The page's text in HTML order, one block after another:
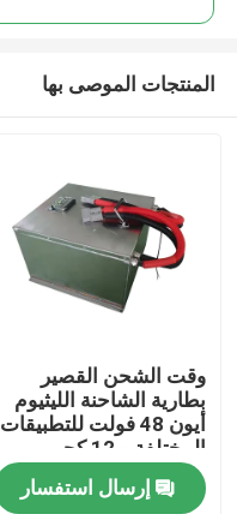
بيت
المنتجات الموصى بها
وقت الشحن القصير
بطارية الشاحنة الليثيوم
أيون 48 فولت للتطبيقات
المختلفة و 12 كجم
خفيفة الوزن
إرسال استفسار